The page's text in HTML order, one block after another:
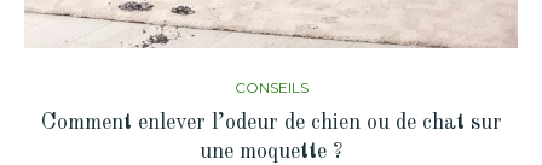
CONSEILS
Comment enlever l’odeur de chien ou de chat sur
une moquette ?